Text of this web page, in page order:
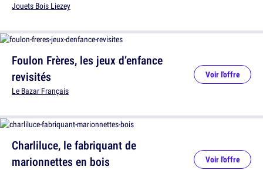
Jouets Bois Liezey
Foulon Frères, les jeux d’enfance
revisités
Le Bazar Français
Voir l'offre
Charliluce, le fabriquant de
marionnettes en bois
Voir l'offre